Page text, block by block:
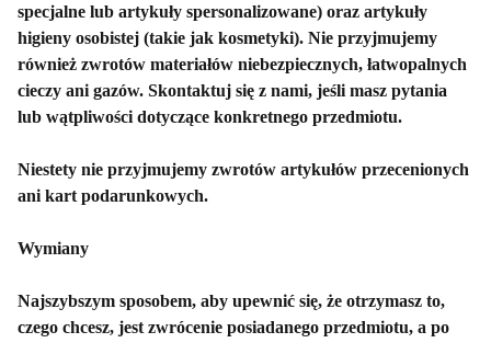
specjalne lub artykuły spersonalizowane) oraz artykuły
higieny osobistej (takie jak kosmetyki). Nie przyjmujemy
również zwrotów materiałów niebezpiecznych, łatwopalnych
cieczy ani gazów. Skontaktuj się z nami, jeśli masz pytania
lub wątpliwości dotyczące konkretnego przedmiotu.
Niestety nie przyjmujemy zwrotów artykułów przecenionych
ani kart podarunkowych.
Wymiany
Najszybszym sposobem, aby upewnić się, że otrzymasz to,
czego chcesz, jest zwrócenie posiadanego przedmiotu, a po